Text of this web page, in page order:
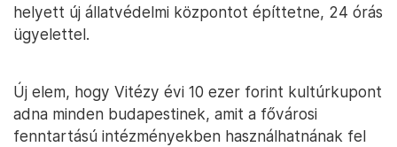
helyett új állatvédelmi központot építtetne, 24 órás
ügyelettel.
Új elem, hogy Vitézy évi 10 ezer forint kultúrkupont
adna minden budapestinek, amit a fővárosi
fenntartású intézményekben használhatnának fel